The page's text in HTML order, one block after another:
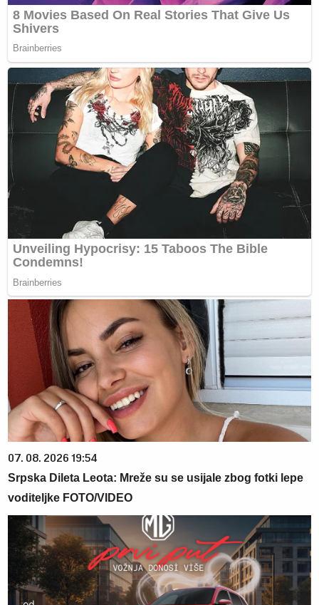
07. 08. 2026 19:54
Srpska Dileta Leota: Mreže su se usijale zbog fotki lepe
voditeljke FOTO/VIDEO